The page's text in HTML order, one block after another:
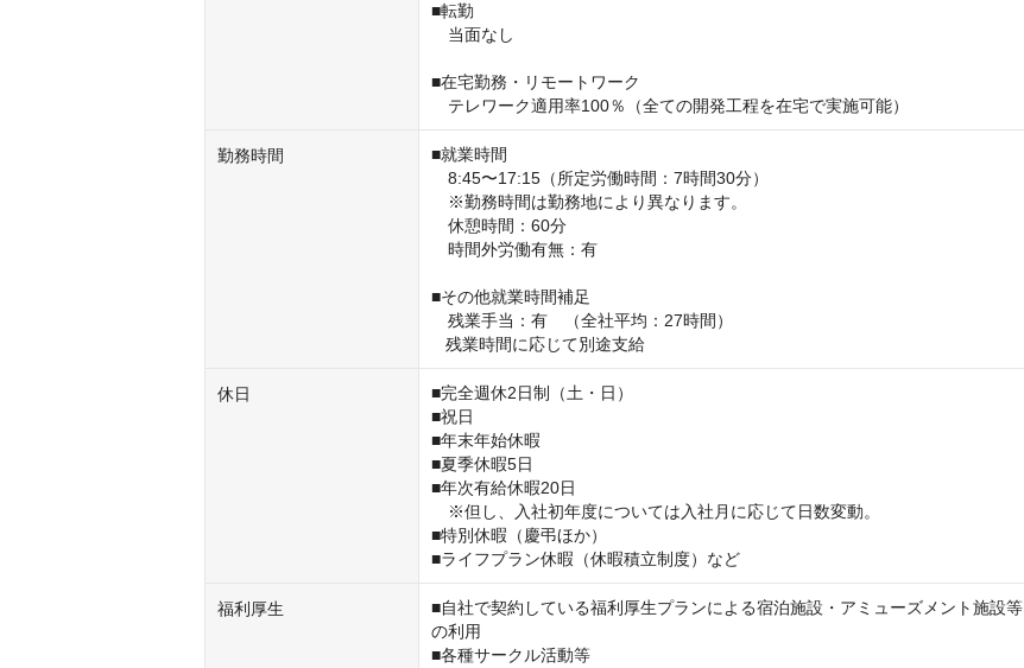
■転勤
当面なし
■在宅勤務・リモートワーク
テレワーク適用率100％（全ての開発工程を在宅で実施可能）
勤務時間
■就業時間
8:45〜17:15（所定労働時間：7時間30分）
※勤務時間は勤務地により異なります。
休憩時間：60分
時間外労働有無：有
■その他就業時間補足
残業手当：有　（全社平均：27時間）
   残業時間に応じて別途支給
休日
■完全週休2日制（土・日）
■祝日
■年末年始休暇
■夏季休暇5日
■年次有給休暇20日
※但し、入社初年度については入社月に応じて日数変動。
■特別休暇（慶弔ほか）
■ライフプラン休暇（休暇積立制度）など
福利厚生
■自社で契約している福利厚生プランによる宿泊施設・アミューズメント施設等
の利用
■各種サークル活動等